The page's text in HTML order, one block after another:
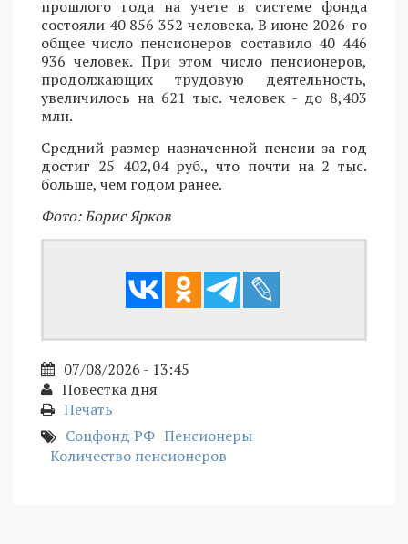
прошлого года на учете в системе фонда
состояли 40 856 352 человека. В июне 2026-го
общее число пенсионеров составило 40 446
936 человек. При этом число пенсионеров,
продолжающих трудовую деятельность,
увеличилось на 621 тыс. человек - до 8,403
млн.
Средний размер назначенной пенсии за год
достиг 25 402,04 руб., что почти на 2 тыс.
больше, чем годом ранее.
Фото: Борис Ярков
07/08/2026 - 13:45
Повестка дня
Печать
Соцфонд РФ Пенсионеры
Количество пенсионеров